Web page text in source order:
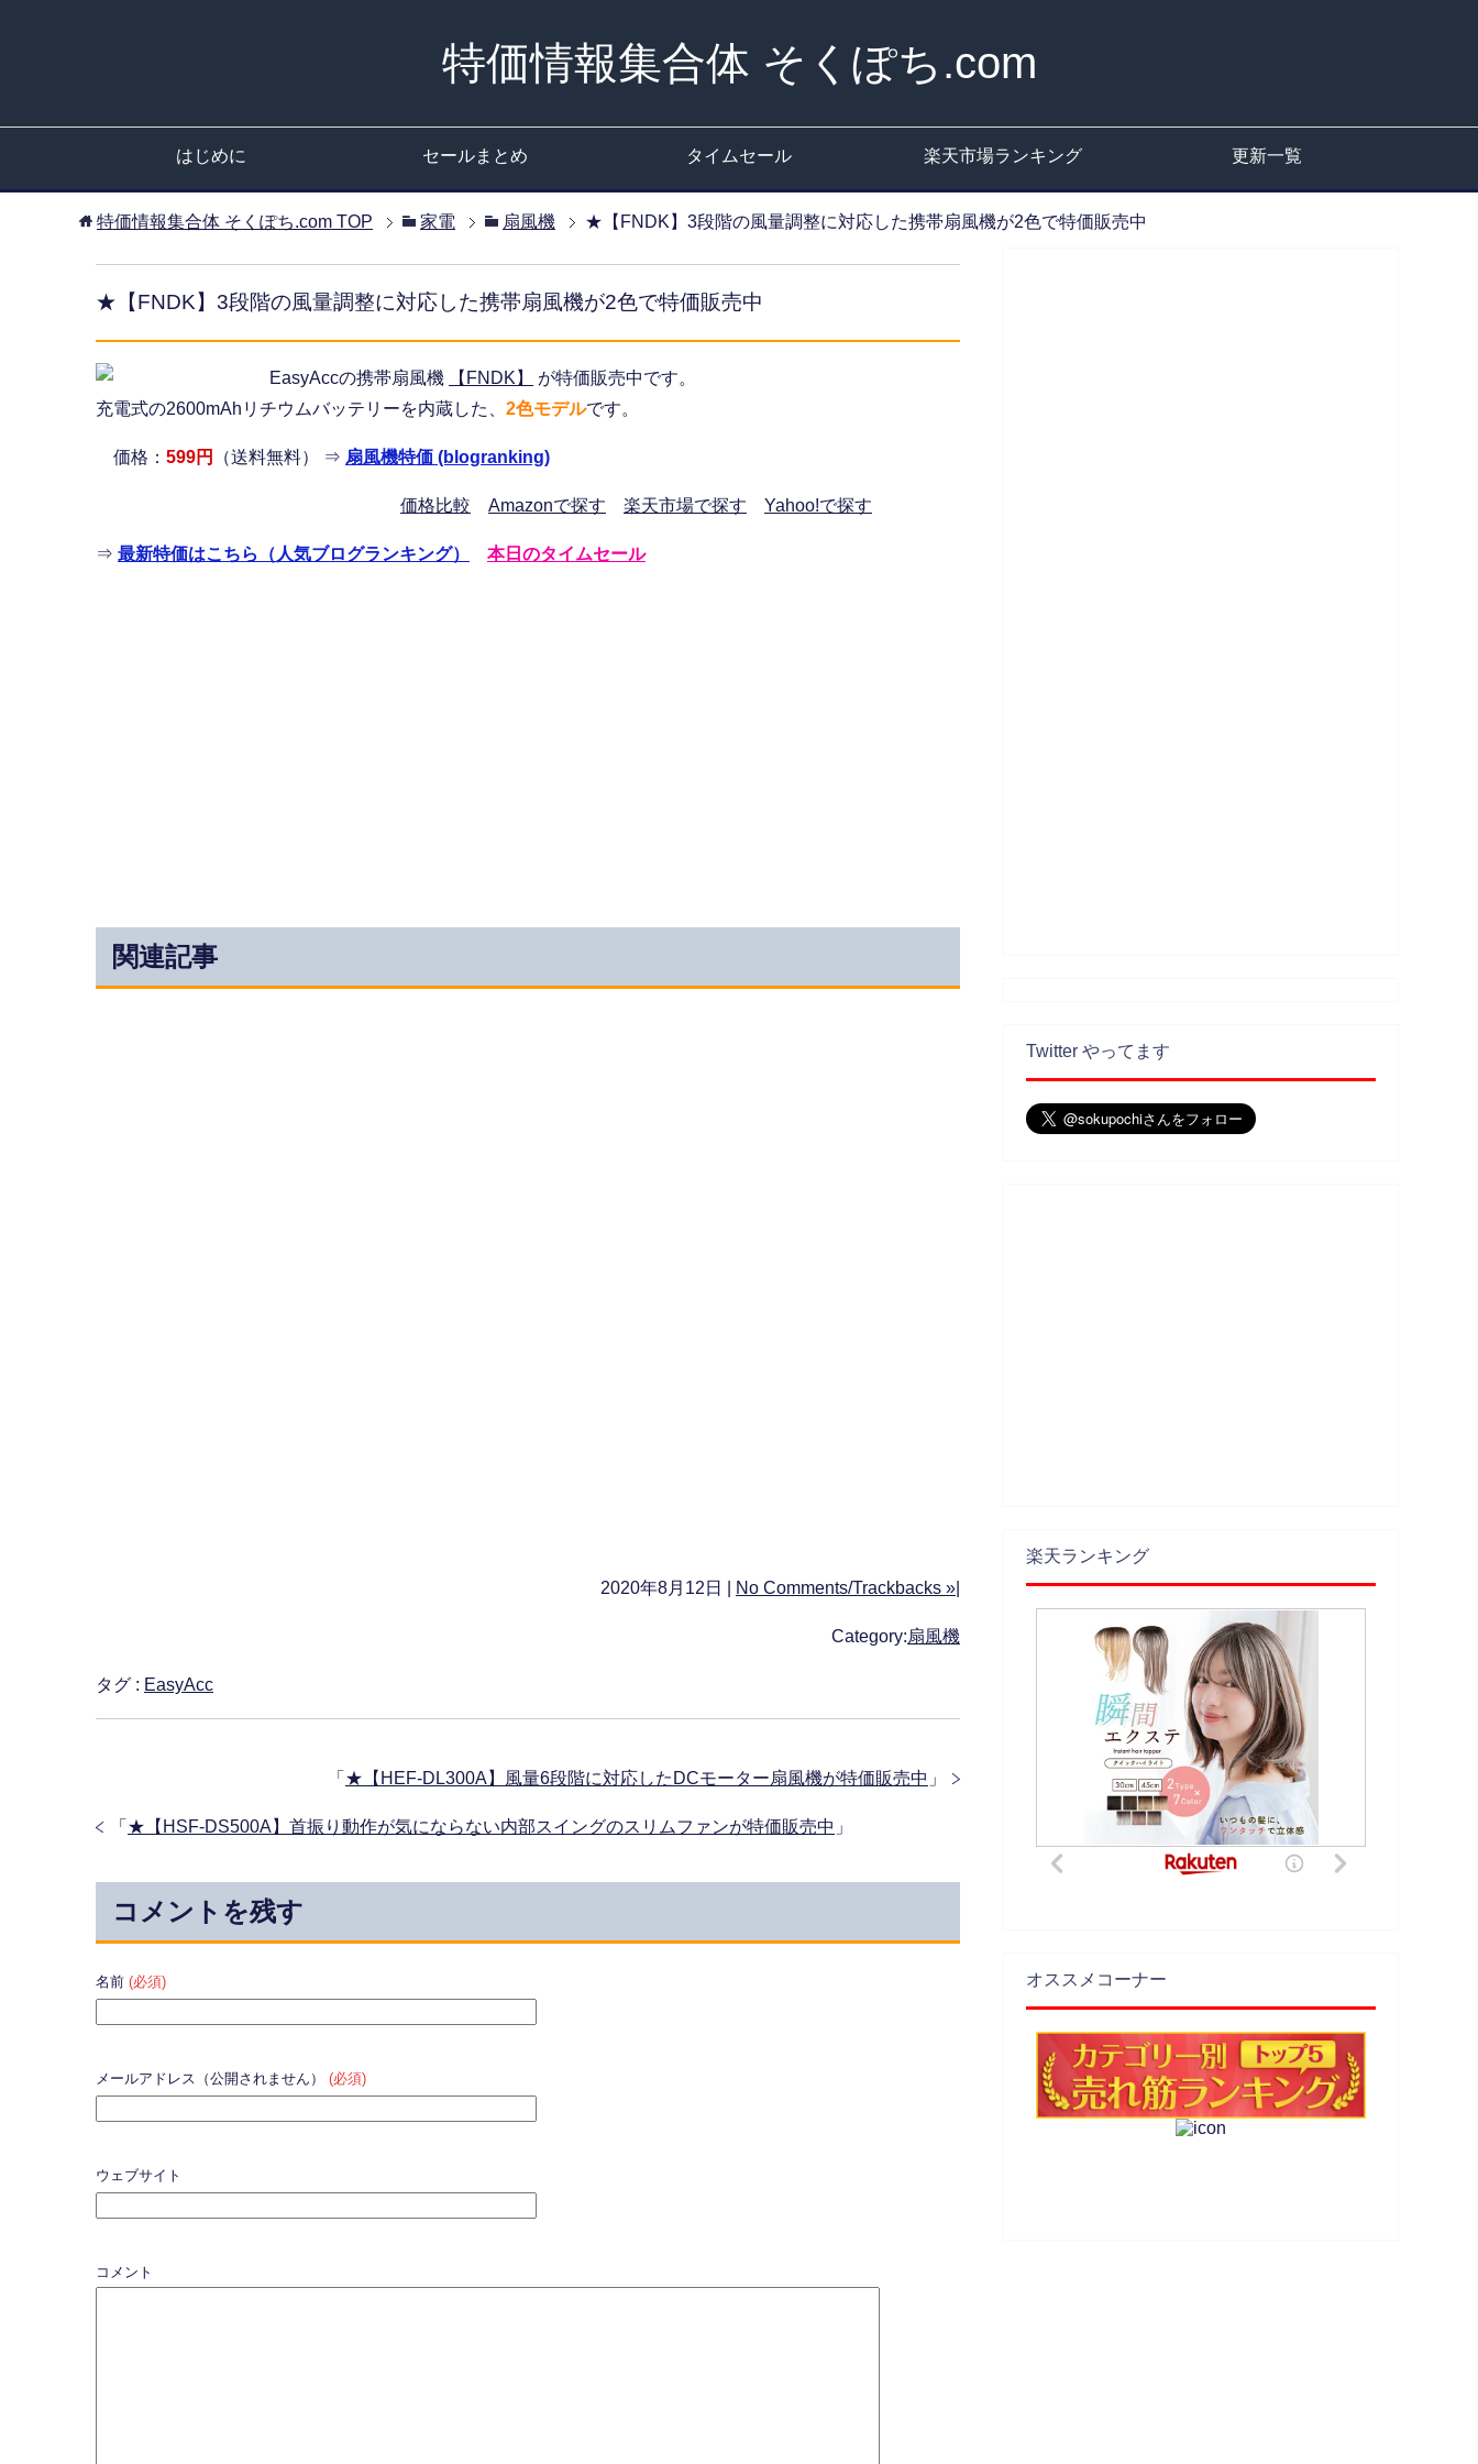
特価情報集合体 そくぽち.com
はじめに セールまとめ タイムセール 楽天市場ランキング 更新一覧
特価情報集合体 そくぽち.com TOP 家電 扇風機 ★【FNDK】3段階の風量調整に対応した携帯扇風機が2色で特価販売中
★【FNDK】3段階の風量調整に対応した携帯扇風機が2色で特価販売中
EasyAccの携帯扇風機 【FNDK】
が特価販売中です。
充電式の2600mAhリチウムバッテリーを内蔵した、 2色モデルです。
価格： 599円 （送料無料） ⇒ 扇風機特価 (blogranking)
価格比較 Amazonで探す 楽天市場で探す Yahoo!で探す
⇒ 最新特価はこちら（人気ブログランキング） 本日のタイムセール
関連記事
2020年8月12日 | No Comments/Trackbacks »
Category:扇風機
タグ : EasyAcc
「 ★【HEF-DL300A】風量6段階に対応したDCモーター扇風機が特価販売中 」
「 ★【HSF-DS500A】首振り動作が気にならない内部スイングのスリムファンが特価販売中 」
コメントを残す
名前 (必須)
メールアドレス（公開されません） (必須)
ウェブサイト
コメント
Twitter やってます
楽天ランキング
オススメコーナー